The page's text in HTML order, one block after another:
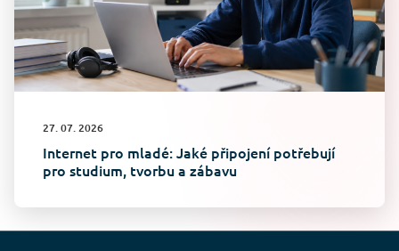
27. 07. 2026
Internet pro mladé: Jaké připojení potřebují
pro studium, tvorbu a zábavu